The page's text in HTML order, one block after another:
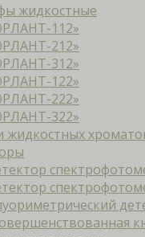
жидкостные
112»
212»
312»
122»
222»
322»
жидкостных